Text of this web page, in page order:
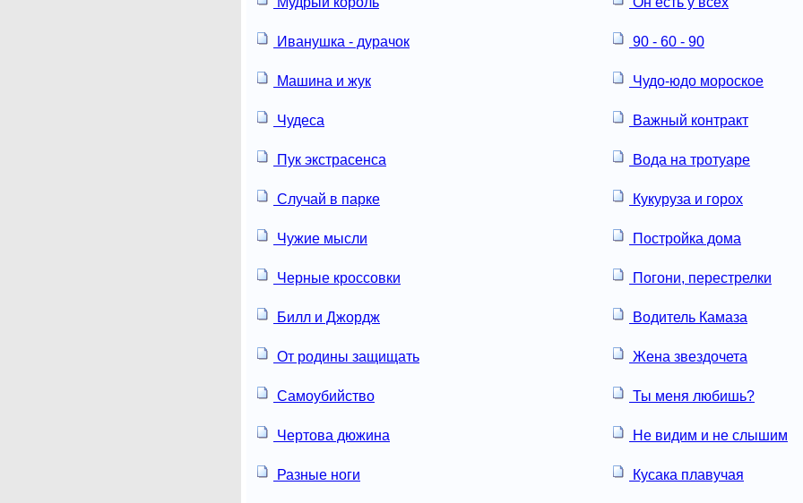
Иванушка - дурачок 90 - 60 - 90
Машина и жук Чудо-юдо мороское
Чудеса Важный контракт
Пук экстрасенса Вода на тротуаре
Случай в парке Кукуруза и горох
Чужие мысли Постройка дома
Черные кроссовки Погони, перестрелки
Билл и Джордж Водитель Камаза
От родины защищать Жена звездочета
Самоубийство Ты меня любишь?
Чертова дюжина Не видим и не слышим
Разные ноги Кусака плавучая